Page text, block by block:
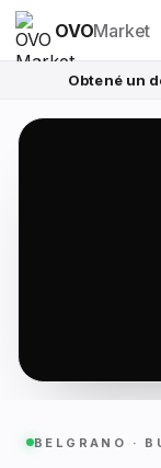
OVOMarket
Obtené un
BELGRANO ·